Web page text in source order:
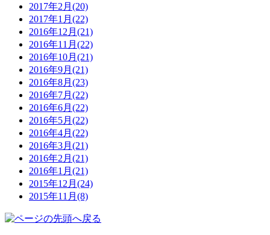
2017年2月(20)
2017年1月(22)
2016年12月(21)
2016年11月(22)
2016年10月(21)
2016年9月(21)
2016年8月(23)
2016年7月(22)
2016年6月(22)
2016年5月(22)
2016年4月(22)
2016年3月(21)
2016年2月(21)
2016年1月(21)
2015年12月(24)
2015年11月(8)